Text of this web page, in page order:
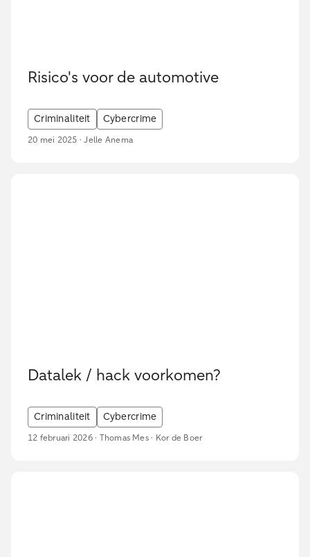
Risico's voor de automotive
Criminaliteit Cybercrime
20 mei 2025 · Jelle Anema
Datalek / hack voorkomen?
Criminaliteit Cybercrime
12 februari 2026 · Thomas Mes · Kor de Boer